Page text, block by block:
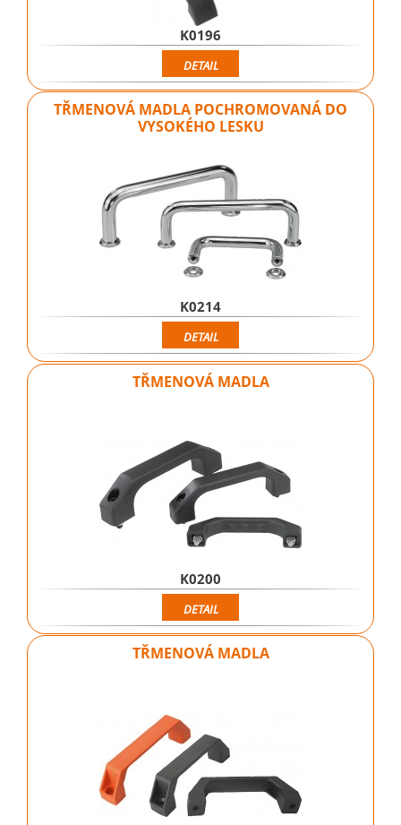
K0196
DETAIL
TŘMENOVÁ MADLA POCHROMOVANÁ DO
VYSOKÉHO LESKU
K0214
DETAIL
TŘMENOVÁ MADLA
K0200
DETAIL
TŘMENOVÁ MADLA